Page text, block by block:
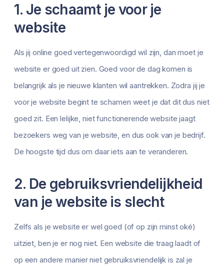
1. Je schaamt je voor je
website
Als jij online goed vertegenwoordigd wil zijn, dan moet je
website er goed uit zien. Goed voor de dag komen is
belangrijk als je nieuwe klanten wil aantrekken. Zodra jij je
voor je website begint te schamen weet je dat dit dus niet
goed zit. Een lelijke, niet functionerende website jaagt
bezoekers weg van je website, en dus ook van je bedrijf.
De hoogste tijd dus om daar iets aan te veranderen.
2. De gebruiksvriendelijkheid
van je website is slecht
Zelfs als je website er wel goed (of op zijn minst oké)
uitziet, ben je er nog niet. Een website die traag laadt of
op een andere manier niet gebruiksvriendelijk is zal je